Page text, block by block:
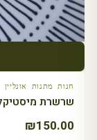
חנות מתנות אונליין
שרשרת
₪150.00